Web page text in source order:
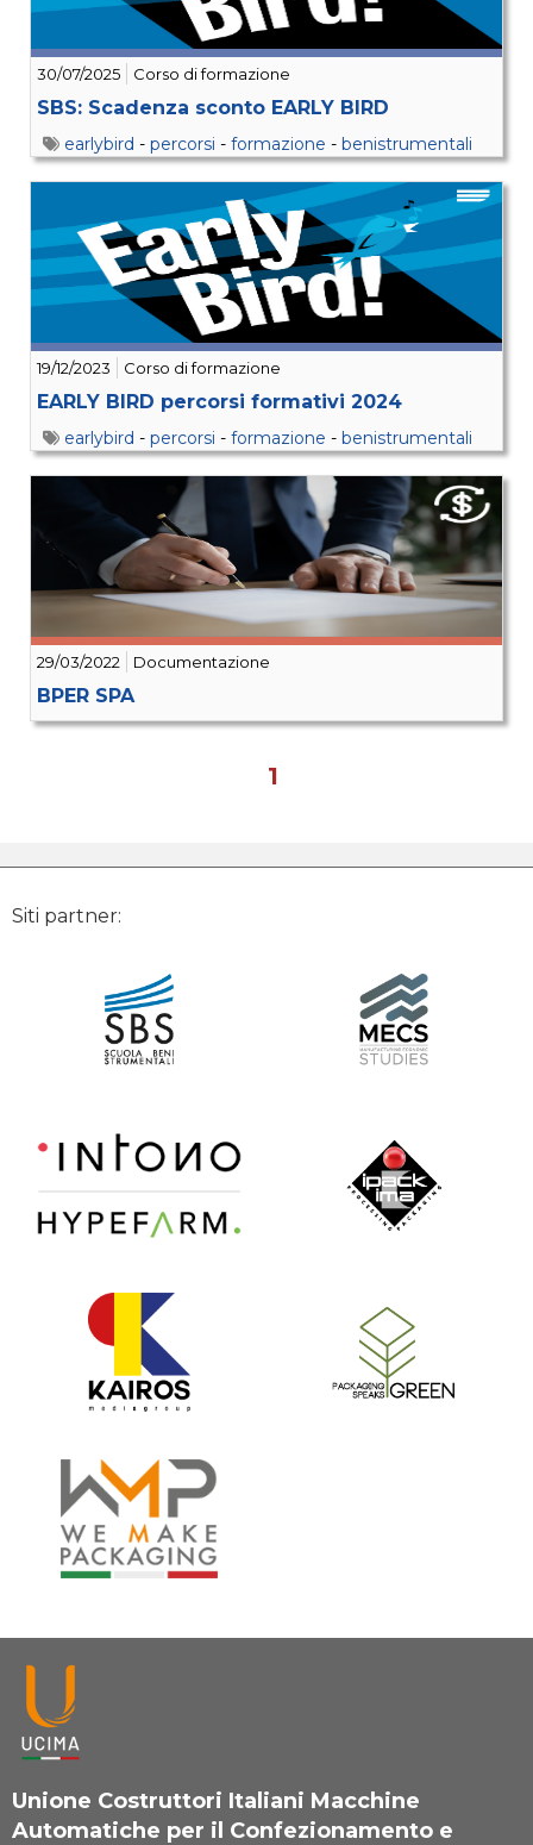
30/07/2025 Corso di formazione
SBS: Scadenza sconto EARLY BIRD
earlybird - percorsi - formazione - benistrumentali
19/12/2023 Corso di formazione
EARLY BIRD percorsi formativi 2024
earlybird - percorsi - formazione - benistrumentali
29/03/2022 Documentazione
BPER SPA
1
Siti partner:
Unione Costruttori Italiani Macchine
Automatiche per il Confezionamento e